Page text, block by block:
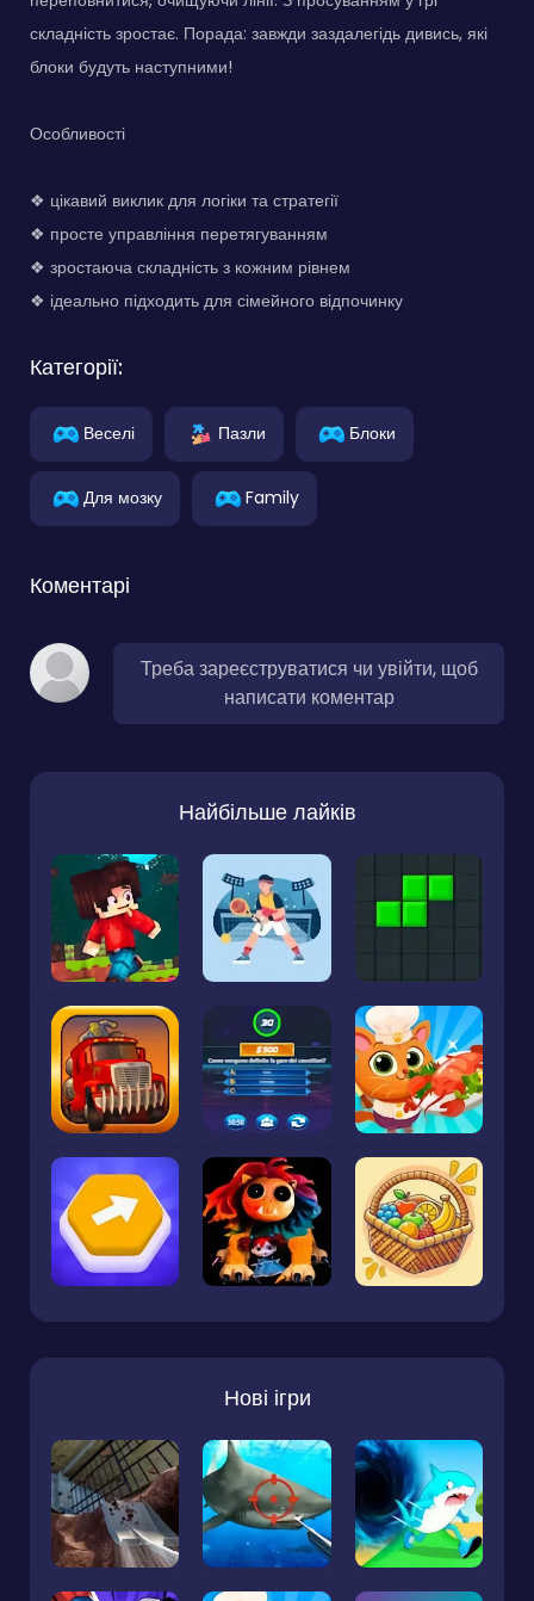
складність зростає. Порада: завжди заздалегідь дивись, які
блоки будуть наступними!
Особливості
❖ цікавий виклик для логіки та стратегії
❖ просте управління перетягуванням
❖ зростаюча складність з кожним рівнем
❖ ідеально підходить для сімейного відпочинку
Категорії:
Веселі Пазли Блоки
Для мозку Family
Коментарі
Треба зареєструватися чи увійти, щоб
написати коментар
Найбільше лайків
Нові ігри